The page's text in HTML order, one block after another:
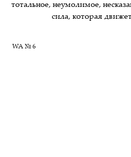
тотальное, неумолимое,
сила, которая
WA № 6